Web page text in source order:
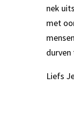
nek
met
durven
Liefs